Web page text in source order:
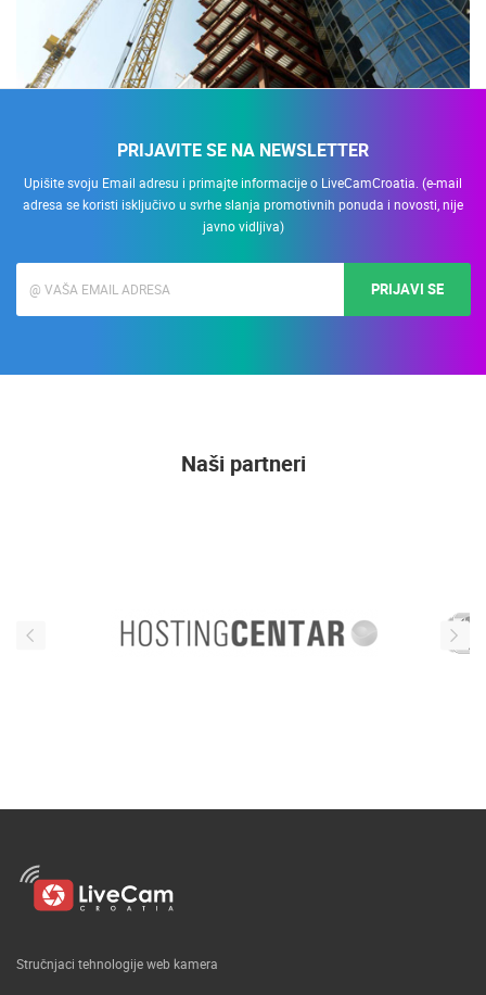
PRIJAVITE SE NA NEWSLETTER
Upišite svoju Email adresu i primajte informacije o LiveCamCroatia. (e-mail
adresa se koristi isključivo u svrhe slanja promotivnih ponuda i novosti, nije
javno vidljiva)
PRIJAVI SE
Naši partneri
Stručnjaci tehnologije web kamera